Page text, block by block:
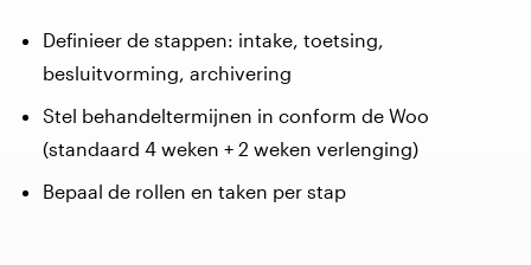
Definieer de stappen: intake, toetsing,
besluitvorming, archivering
Stel behandeltermijnen in conform de Woo
(standaard 4 weken + 2 weken verlenging)
Bepaal de rollen en taken per stap